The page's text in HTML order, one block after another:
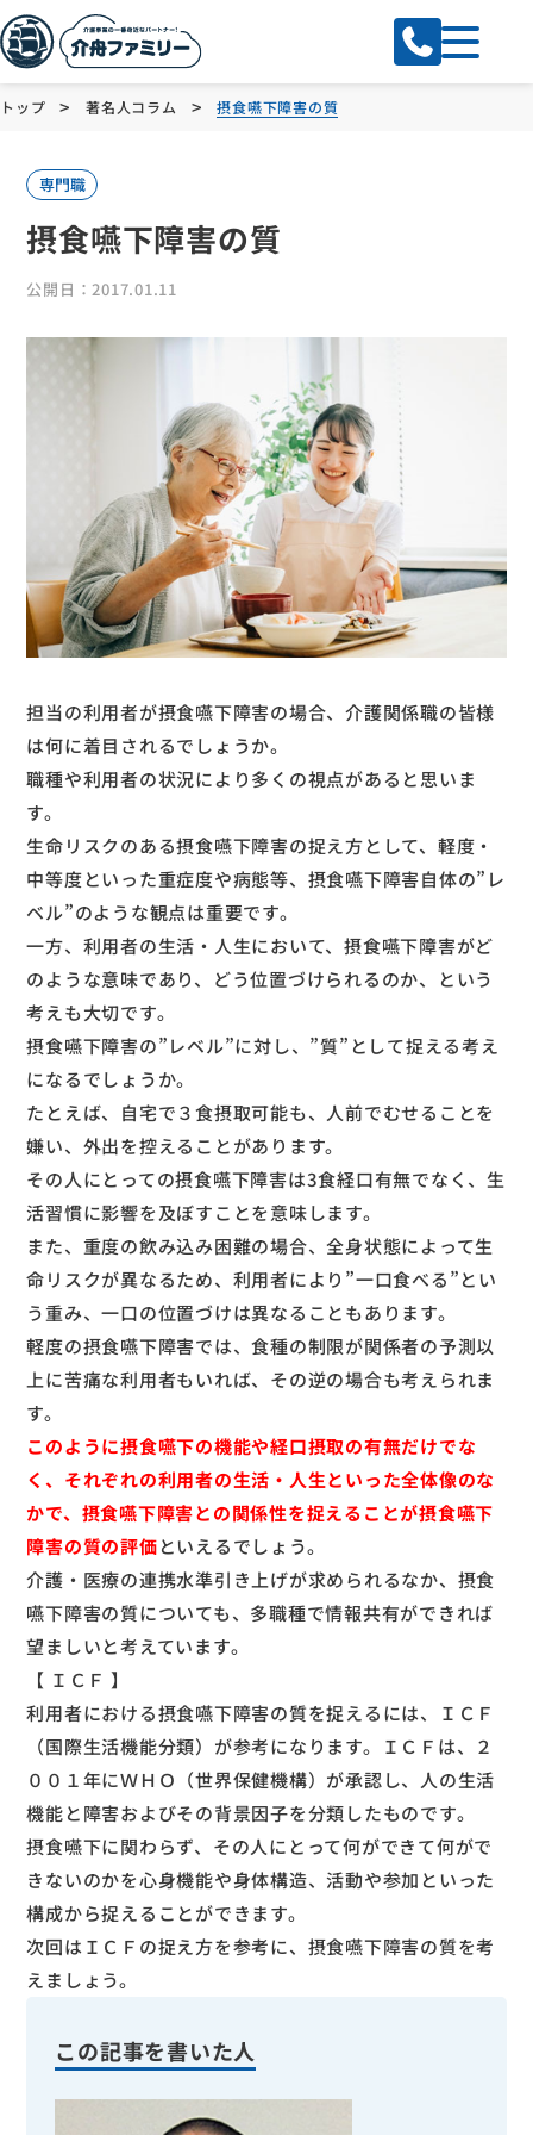
トップ > 著名人コラム > 摂食嚥下障害の質
専門職
摂食嚥下障害の質
公開日：2017.01.11
担当の利用者が摂食嚥下障害の場合、介護関係職の皆様
は何に着目されるでしょうか。
職種や利用者の状況により多くの視点があると思いま
す。
生命リスクのある摂食嚥下障害の捉え方として、軽度・
中等度といった重症度や病態等、摂食嚥下障害自体の”レ
ベル”のような観点は重要です。
一方、利用者の生活・人生において、摂食嚥下障害がど
のような意味であり、どう位置づけられるのか、という
考えも大切です。
摂食嚥下障害の”レベル”に対し、”質”として捉える考え
になるでしょうか。
たとえば、自宅で３食摂取可能も、人前でむせることを
嫌い、外出を控えることがあります。
その人にとっての摂食嚥下障害は3食経口有無でなく、生
活習慣に影響を及ぼすことを意味します。
また、重度の飲み込み困難の場合、全身状態によって生
命リスクが異なるため、利用者により”一口食べる”とい
う重み、一口の位置づけは異なることもあります。
軽度の摂食嚥下障害では、食種の制限が関係者の予測以
上に苦痛な利用者もいれば、その逆の場合も考えられま
す。
このように摂食嚥下の機能や経口摂取の有無だけでな
く、それぞれの利用者の生活・人生といった全体像のな
かで、摂食嚥下障害との関係性を捉えることが摂食嚥下
障害の質の評価といえるでしょう。
介護・医療の連携水準引き上げが求められるなか、摂食
嚥下障害の質についても、多職種で情報共有ができれば
望ましいと考えています。
【 ＩＣＦ 】
利用者における摂食嚥下障害の質を捉えるには、ＩＣＦ
（国際生活機能分類）が参考になります。ＩＣＦは、２
００１年にＷＨＯ（世界保健機構）が承認し、人の生活
機能と障害およびその背景因子を分類したものです。
摂食嚥下に関わらず、その人にとって何ができて何がで
きないのかを心身機能や身体構造、活動や参加といった
構成から捉えることができます。
次回はＩＣＦの捉え方を参考に、摂食嚥下障害の質を考
えましょう。
この記事を書いた人